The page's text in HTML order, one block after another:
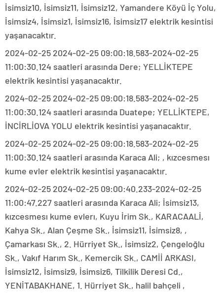
İsimsiz10, İsimsiz11, İsimsiz12, Yamandere Köyü İç Yolu,
İsimsiz4, İsimsiz1, İsimsiz16, İsimsiz17 elektrik kesintisi
yaşanacaktır.
2024-02-25 2024-02-25 09:00:18.583-2024-02-25
11:00:30.124 saatleri arasında Dere; YELLİKTEPE
elektrik kesintisi yaşanacaktır.
2024-02-25 2024-02-25 09:00:18.583-2024-02-25
11:00:30.124 saatleri arasında Duatepe; YELLİKTEPE,
İNCİRLİOVA YOLU elektrik kesintisi yaşanacaktır.
2024-02-25 2024-02-25 09:00:18.583-2024-02-25
11:00:30.124 saatleri arasında Karaca Ali; , kızcesmesı
kume evler elektrik kesintisi yaşanacaktır.
2024-02-25 2024-02-25 09:00:40.233-2024-02-25
11:00:47.227 saatleri arasında Karaca Ali; İsimsiz13,
kızcesmesı kume evlerı, Kuyu İrim Sk., KARACAALİ,
Kahya Sk., Alan Çeşme Sk., İsimsiz11, İsimsiz8, ,
Çamarkası Sk., 2. Hürriyet Sk., İsimsiz2, Çengeloğlu
Sk., Vakıf Harım Sk., Kemercik Sk., CAMİİ ARKASI,
İsimsiz12, İsimsiz9, İsimsiz6, Tilkilik Deresi Cd.,
YENİTABAKHANE, 1. Hürriyet Sk., halil bahçeli ,